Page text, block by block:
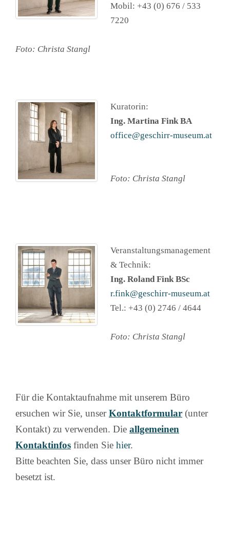
Mobil: +43 (0) 676 / 533
7220
Foto: Christa Stangl
Kuratorin:
Ing. Martina Fink BA
office@geschirr-museum.at
Foto: Christa Stangl
Veranstaltungsmanagement
& Technik:
Ing. Roland Fink BSc
r.fink@geschirr-museum.at
Tel.: +43 (0) 2746 / 4644
Foto: Christa Stangl
Für die Kontaktaufnahme mit unserem Büro
ersuchen wir Sie, unserKontaktformular (unter
Kontakt) zu verwenden. Die allgemeinen
Kontaktinfos finden Sie hier.
Bitte beachten Sie, dass unser Büro nicht immer
besetzt ist.